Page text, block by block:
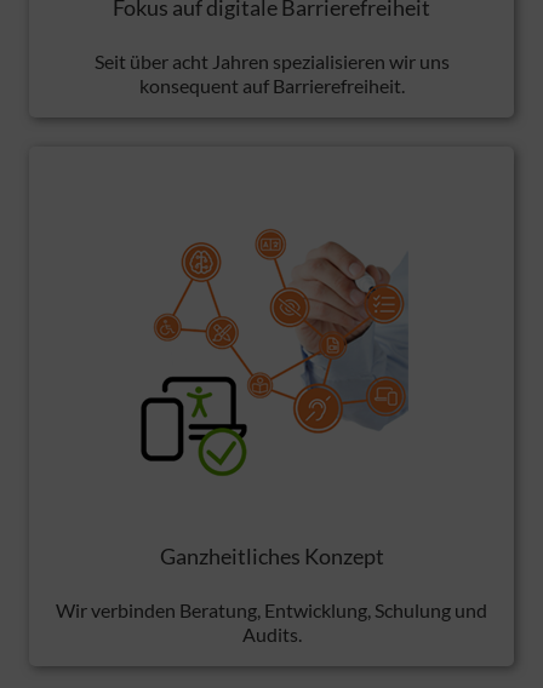
Fokus auf digitale Barrierefreiheit
Seit über acht Jahren spezialisieren wir uns
konsequent auf Barrierefreiheit.
Ganzheitliches Konzept
Wir verbinden Beratung, Entwicklung, Schulung und
Audits.